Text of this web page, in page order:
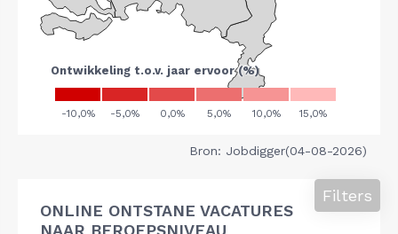
Bron: Jobdigger(04-08-2026)
ONLINE ONTSTANE VACATURES
NAAR BEROEPSNIVEAU
Filters